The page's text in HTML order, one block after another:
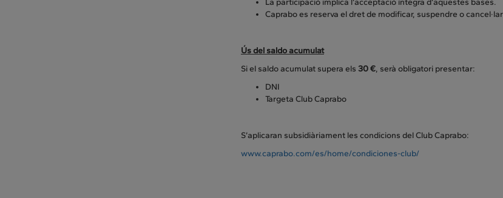
La participació implica l’acceptació íntegra d’aquestes bases.
Caprabo es reserva el dret de modificar, suspendre o
Ús del saldo acumulat
Si el saldo acumulat supera els 30 €, serà obligatori presentar:
DNI
Targeta Club Caprabo
S’aplicaran subsidiàriament les condicions del Club Caprabo:
www.caprabo.com/es/home/condiciones-club/